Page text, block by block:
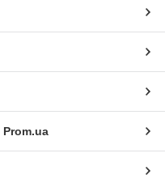
Prom.ua